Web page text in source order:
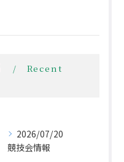
Recent
2026/07/20
競技会情報